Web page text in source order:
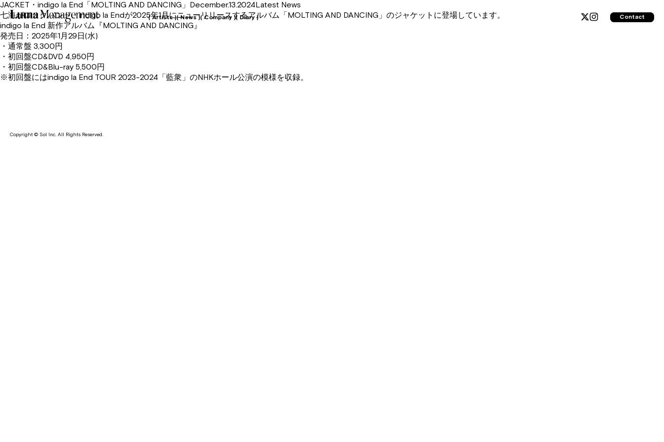
( Artists )( News )( Company )( Diary ) Contact
JACKET・indigo la End「MOLTING AND DANCING」December.13.2024Latest News
七海がロックバンド・indigo la Endが2025年1月にニューリリースするアルバム「MOLTING AND DANCING」のジャケットに登場しています。
indigo la End 新作アルバム『MOLTING AND DANCING』
発売日：2025年1月29日(水)
・通常盤 3,300円
・初回盤CD&DVD 4,950円
・初回盤CD&Blu-ray 5,500円
※初回盤にはindigo la End TOUR 2023-2024「藍衆」のNHKホール公演の模様を収録。
Copyright © Sol Inc. All Rights Reserved.